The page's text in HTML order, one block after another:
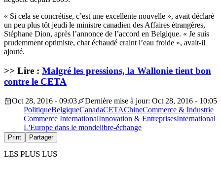
« Si cela se concrétise, c’est une excellente nouvelle », avait déclaré
un peu plus tôt jeudi le ministre canadien des Affaires étrangères,
Stéphane Dion, après l’annonce de l’accord en Belgique. « Je suis
prudemment optimiste, chat échaudé craint l’eau froide », avait-il
ajouté.
>> Lire : Malgré les pressions, la Wallonie tient bon
contre le CETA
Oct 28, 2016 - 09:03
Dernière mise à jour: Oct 28, 2016 - 10:05
PolitiqueBelgiqueCanadaCETAChineCommerce & Industrie
Commerce InternationalInnovation & EntreprisesInternational
L'Europe dans le mondelibre-échange
Print Partager
LES PLUS LUS